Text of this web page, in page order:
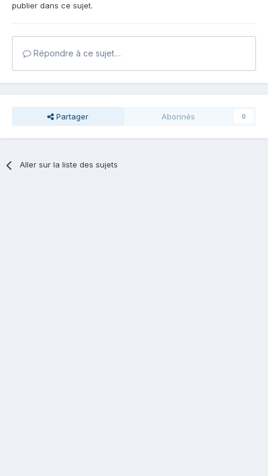
publier dans ce sujet.
Répondre à ce sujet…
Partager Abonnés 0
Aller sur la liste des sujets